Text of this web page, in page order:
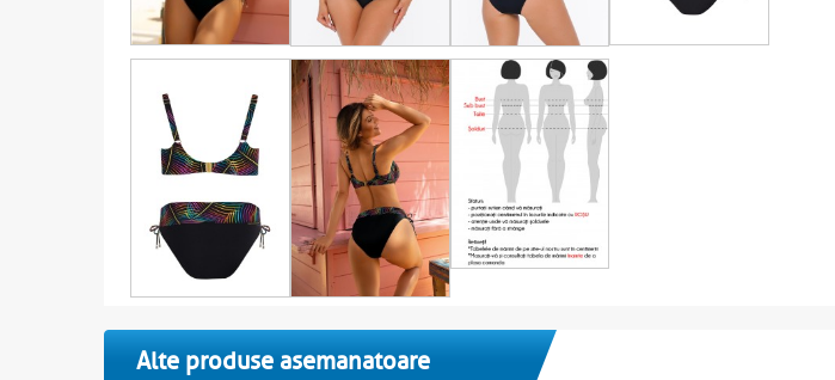
Alte produse asemanatoare